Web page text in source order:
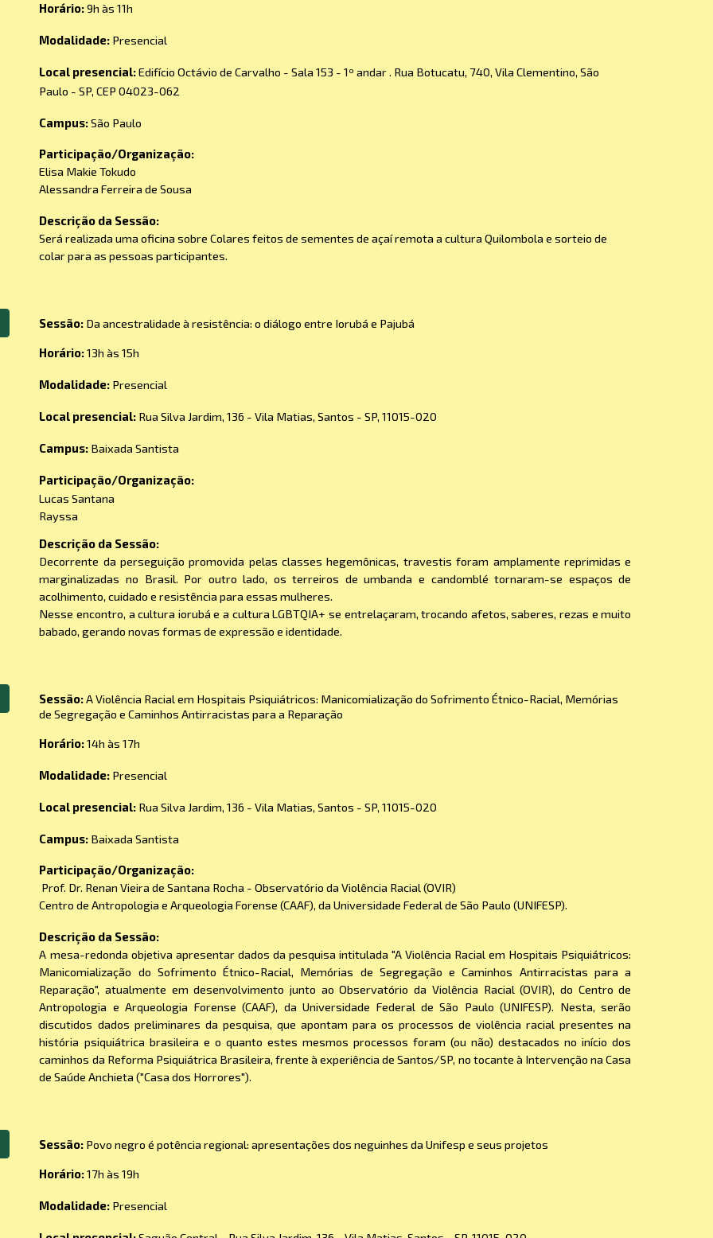
Horário:9h às 11h
Modalidade: Presencial
Local presencial:Edifício Octávio de Carvalho - Sala 153 - 1º andar . Rua Botucatu, 740, Vila Clementino, São
Paulo - SP, CEP 04023-062
Campus:São Paulo
Participação/Organização:
Elisa Makie Tokudo
Alessandra Ferreira de Sousa
Descrição da Sessão:
Será realizada uma oficina sobre Colares feitos de sementes de açaí remota a cultura Quilombola e sorteio de
colar para as pessoas participantes.
Sessão: Da ancestralidade à resistência: o diálogo entre Iorubá e Pajubá
Horário:13h às 15h
Modalidade: Presencial
Local presencial: Rua Silva Jardim, 136 - Vila Matias, Santos - SP, 11015-020
Campus: Baixada Santista
Participação/Organização:
Lucas Santana
Rayssa
Descrição da Sessão:
Decorrente da perseguição promovida pelas classes hegemônicas, travestis foram amplamente reprimidas e
marginalizadas no Brasil. Por outro lado, os terreiros de umbanda e candomblé tornaram-se espaços de
acolhimento, cuidado e resistência para essas mulheres.
Nesse encontro, a cultura iorubá e a cultura LGBTQIA+ se entrelaçaram, trocando afetos, saberes, rezas e muito
babado, gerando novas formas de expressão e identidade.
Sessão:A Violência Racial em Hospitais Psiquiátricos: Manicomialização do Sofrimento Étnico-Racial, Memórias
de Segregação e Caminhos Antirracistas para a Reparação
Horário:14h às 17h
Modalidade: Presencial
Local presencial: Rua Silva Jardim, 136 - Vila Matias, Santos - SP, 11015-020
Campus: Baixada Santista
Participação/Organização:
Prof. Dr. Renan Vieira de Santana Rocha - Observatório da Violência Racial (OVIR)
Centro de Antropologia e Arqueologia Forense (CAAF), da Universidade Federal de São Paulo (UNIFESP).
Descrição da Sessão:
A mesa-redonda objetiva apresentar dados da pesquisa intitulada "A Violência Racial em Hospitais Psiquiátricos:
Manicomialização do Sofrimento Étnico-Racial, Memórias de Segregação e Caminhos Antirracistas para a
Reparação", atualmente em desenvolvimento junto ao Observatório da Violência Racial (OVIR), do Centro de
Antropologia e Arqueologia Forense (CAAF), da Universidade Federal de São Paulo (UNIFESP). Nesta, serão
discutidos dados preliminares da pesquisa, que apontam para os processos de violência racial presentes na
história psiquiátrica brasileira e o quanto estes mesmos processos foram (ou não) destacados no início dos
caminhos da Reforma Psiquiátrica Brasileira, frente à experiência de Santos/SP, no tocante à Intervenção na Casa
de Saúde Anchieta ("Casa dos Horrores").
Sessão: Povo negro é potência regional: apresentações dos neguinhes da Unifesp e seus projetos
Horário:17h às 19h
Modalidade: Presencial